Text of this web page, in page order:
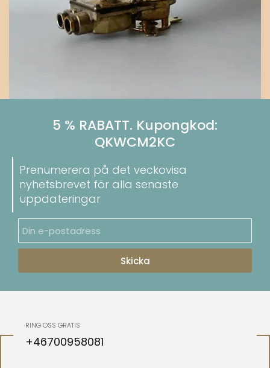
5 % RABATT. Kupongkod:
QKWCM2KC
Prenumerera på det veckovisa
nyhetsbrevet för alla senaste
uppdateringar
Skicka
RING OSS GRATIS
+46700958081